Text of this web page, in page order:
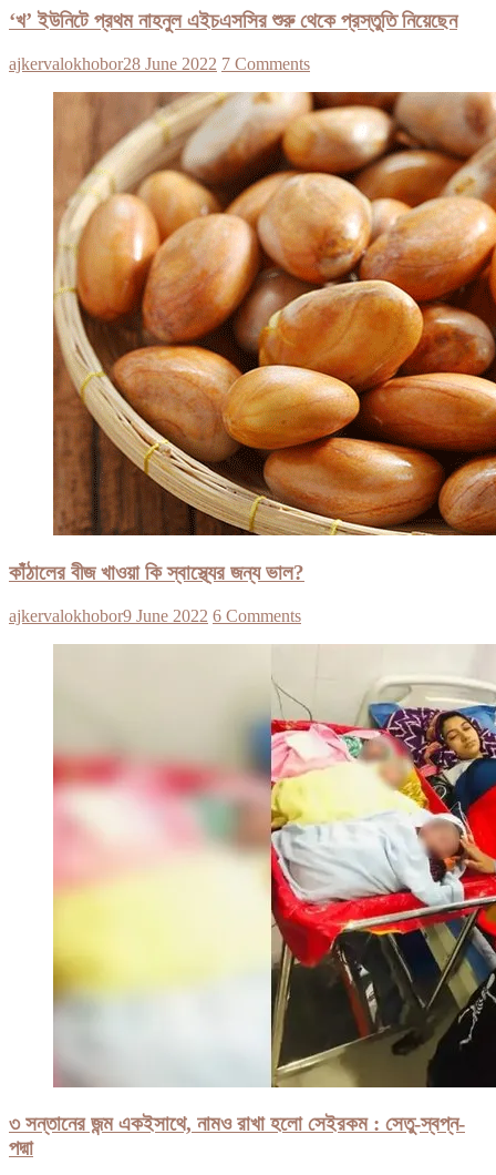
‘খ’ ইউনিটে প্রথম নাহনুল এইচএসসির শুরু থেকে প্রস্তুতি নিয়েছেন
ajkervalokhobor28 June 2022 7 Comments
কাঁঠালের বীজ খাওয়া কি স্বাস্থ্যের জন্য ভাল?
ajkervalokhobor9 June 2022 6 Comments
৩ সন্তানের জন্ম একইসাথে, নামও রাখা হলো সেইরকম : সেতু-স্বপ্ন-
পদ্মা